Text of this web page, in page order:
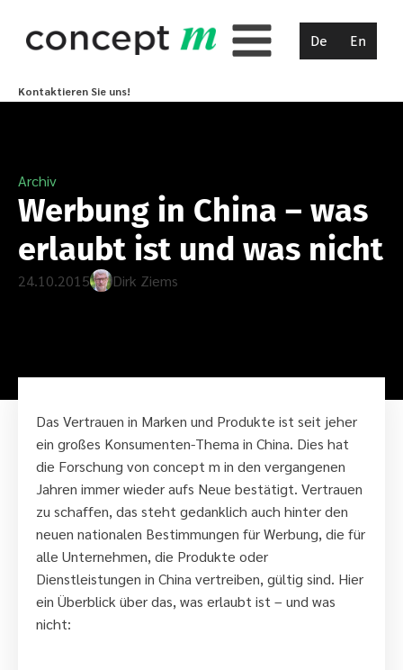
De En
Kontaktieren Sie uns!
Archiv
Werbung in China – was
erlaubt ist und was nicht
24.10.2015 Dirk Ziems
Das Vertrauen in Marken und Produkte ist seit jeher
ein großes Konsumenten-Thema in China. Dies hat
die Forschung von concept m in den vergangenen
Jahren immer wieder aufs Neue bestätigt. Vertrauen
zu schaffen, das steht gedanklich auch hinter den
neuen nationalen Bestimmungen für Werbung,die für
alle Unternehmen, die Produkte oder
Dienstleistungen in China vertreiben, gültig sind. Hier
ein Überblick über das, was erlaubt ist – und was
nicht: